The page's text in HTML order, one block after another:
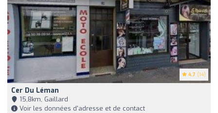
4.7 (14)
Cer Du Léman
15,8km, Gaillard
Voir les données d'adresse et de contact